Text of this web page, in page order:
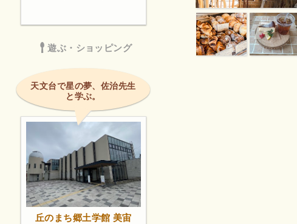
遊ぶ・ショッピング
天文台で星の夢、佐治先生
と学ぶ。
丘のまち郷土学館 美宙